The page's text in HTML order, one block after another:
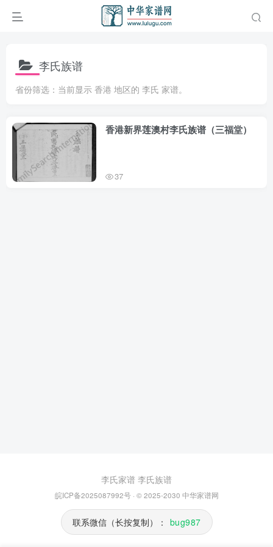
李氏族谱
省份筛选：当前显示 香港 地区的 李氏 家谱。
香港新界莲澳村李氏族谱（三福堂）
37
李氏家谱 李氏族谱
皖ICP备2025087992号· © 2025-2030 中华家谱网
联系微信（长按复制）： bug987